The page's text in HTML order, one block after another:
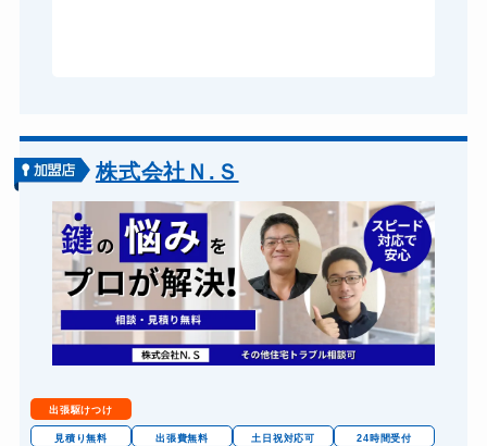
株式会社Ｎ.Ｓ
出張駆けつけ
見積り無料 出張費無料 土日祝対応可
24時間受付